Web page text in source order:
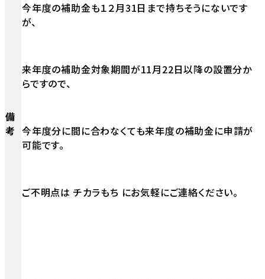
備
考
今年度の補助金も１２月31日まで持ちそうにないです
が、
来年度の補助金対象期間が11月22日以降の設置分か
らですので、
今年度分に間に合わなくても来年度の補助金に申請が
可能です。
ご不明点は チカラもち にお気軽にご連絡ください。